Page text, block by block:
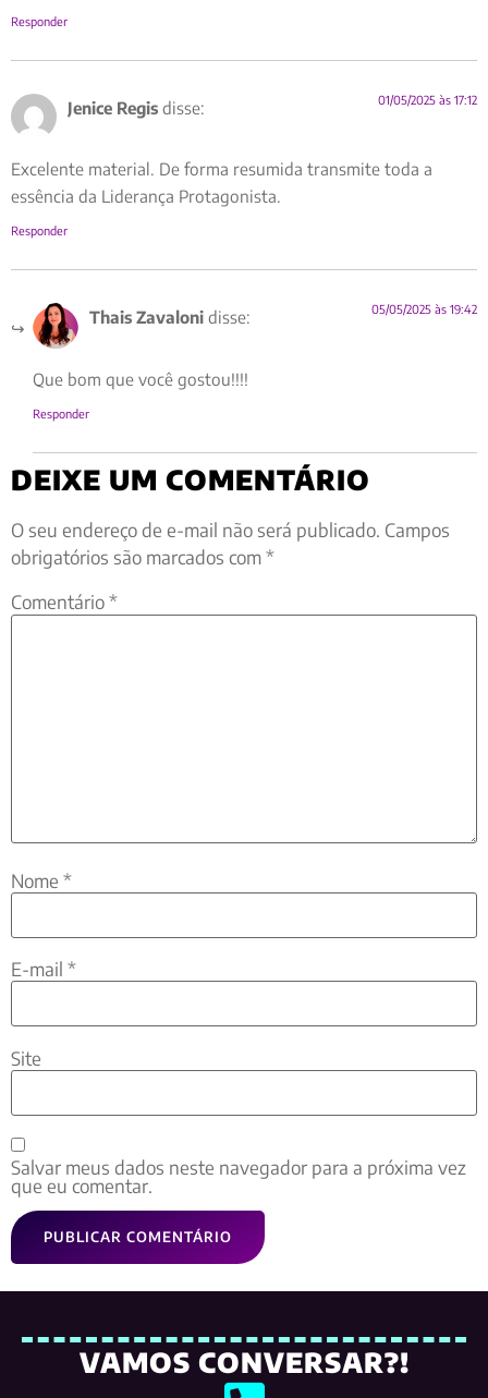
Responder
Jenice Regis disse: 01/05/2025 às 17:12
Excelente material. De forma resumida transmite toda a
essência da Liderança Protagonista.
Responder
Thais Zavaloni disse: 05/05/2025 às 19:42
Que bom que você gostou!!!!
Responder
DEIXE UM COMENTÁRIO
O seu endereço de e-mail não será publicado. Campos
obrigatórios são marcados com*
Comentário*
Nome *
E-mail *
Site
Salvar meus dados neste navegador para a próxima vez
que eu comentar.
VAMOS CONVERSAR?!